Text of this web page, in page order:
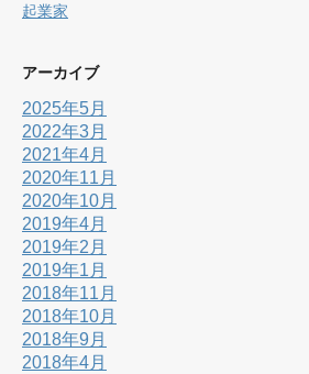
起業家
アーカイブ
2025年5月
2022年3月
2021年4月
2020年11月
2020年10月
2019年4月
2019年2月
2019年1月
2018年11月
2018年10月
2018年9月
2018年4月